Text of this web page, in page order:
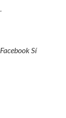
Facebook Sí